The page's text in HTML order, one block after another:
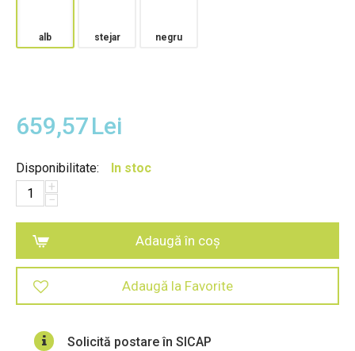
alb stejar negru
659,57Lei
Disponibilitate:
In stoc
+
−
Adaugă în coș
Adaugă la Favorite
Solicită postare în SICAP